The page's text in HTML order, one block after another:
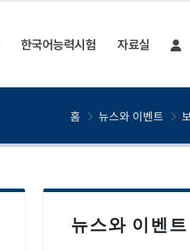
한국어능력시험 자료실
홈 뉴스와 이벤트
뉴스와 이벤트